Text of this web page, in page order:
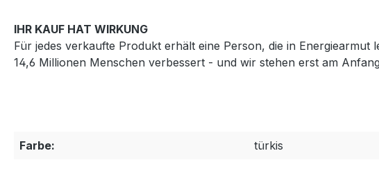
IHR KAUF HAT WIRKUNG
Für jedes verkaufte Produkt erhält eine Person, die in
14,6 Millionen Menschen verbessert - und wir stehen erst am
Farbe: türkis